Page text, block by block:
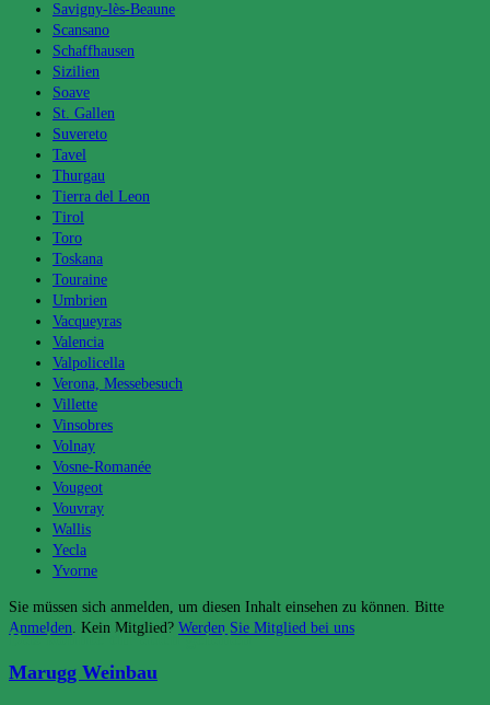
Savigny-lès-Beaune
Scansano
Schaffhausen
Sizilien
Soave
St. Gallen
Suvereto
Tavel
Thurgau
Tierra del Leon
Tirol
Toro
Toskana
Touraine
Umbrien
Vacqueyras
Valencia
Valpolicella
Verona, Messebesuch
Villette
Vinsobres
Volnay
Vosne-Romanée
Vougeot
Vouvray
Wallis
Yecla
Yvorne
Sie müssen sich anmelden, um diesen Inhalt einsehen zu können. Bitte
Anmelden. Kein Mitglied? Werden Sie Mitglied bei uns
Das könnte dir auch gefallen
Marugg Weinbau